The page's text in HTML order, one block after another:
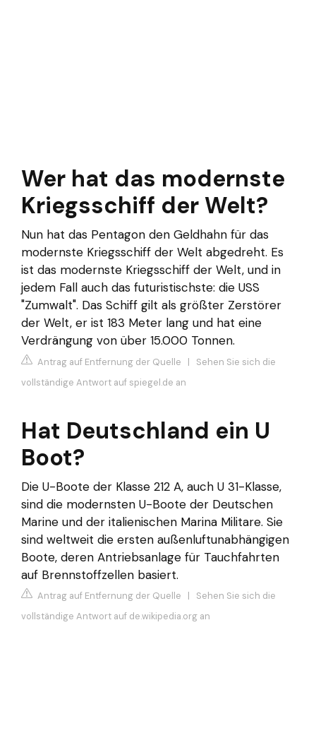
Wer hat das modernste
Kriegsschiff der Welt?
Nun hat das Pentagon den Geldhahn für das
modernste Kriegsschiff der Welt abgedreht. Es
ist das modernste Kriegsschiff der Welt, und in
jedem Fall auch das futuristischste: die USS
"Zumwalt". Das Schiff gilt als größter Zerstörer
der Welt, er ist 183 Meter lang und hat eine
Verdrängung von über 15.000 Tonnen.
Antrag auf Entfernung der Quelle | Sehen Sie sich die
vollständige Antwort auf spiegel.de an
Hat Deutschland ein U
Boot?
Die U-Boote der Klasse 212 A, auch U 31-Klasse,
sind die modernsten U-Boote der Deutschen
Marine und der italienischen Marina Militare. Sie
sind weltweit die ersten außenluftunabhängigen
Boote, deren Antriebsanlage für Tauchfahrten
auf Brennstoffzellen basiert.
Antrag auf Entfernung der Quelle | Sehen Sie sich die
vollständige Antwort auf de.wikipedia.org an